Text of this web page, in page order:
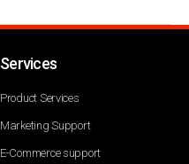
Services
Product Services
Marketing Support
E-Commerce support